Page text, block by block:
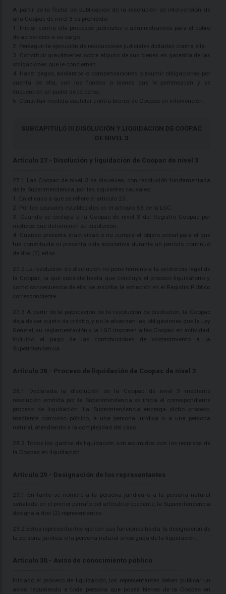
A partir de la fecha de publicación de la resolución de intervención de
una Coopac de nivel 3 es prohibido:
1. Iniciar contra ella procesos judiciales o administrativos para el cobro
de acreencias a su cargo.
2. Perseguir la ejecución de resoluciones judiciales dictadas contra ella.
3. Constituir gravámenes sobre alguno de sus bienes en garantía de las
obligaciones que le conciernen.
4. Hacer pagos, adelantos o compensaciones o asumir obligaciones por
cuenta de ella, con los fondos o bienes que le pertenezcan y se
encuentren en poder de terceros.
5. Constituir medida cautelar contra bienes de Coopac en intervención.
SUBCAPITULO III DISOLUCIÓN Y LIQUIDACION DE COOPAC
DE NIVEL 3
Artículo 27.- Disolución y liquidación de Coopac de nivel 3
27.1 Las Coopac de nivel 3 se disuelven, con resolución fundamentada
de la Superintendencia, por las siguientes causales:
1. En el caso a que se refiere el artículo 23.
2. Por las causales establecidas en el artículo 53 de la LGC.
3. Cuando se excluya a la Coopac de nivel 3 del Registro Coopac por
motivos que determinen su disolución.
4. Cuando presenta inactividad o no cumple el objeto social para el que
fue constituida ni presenta vida asociativa durante un período continuo
de dos (2) años.
27.2 La resolución de disolución no pone término a la existencia legal de
la Coopac, la que subsiste hasta que concluya el proceso liquidatorio y,
como consecuencia de ello, se inscriba la extinción en el Registro Público
correspondiente.
27.3 A partir de la publicación de la resolución de disolución, la Coopac
deja de ser sujeto de crédito, y no le alcanzan las obligaciones que la Ley
General, su reglamentación y la LGC imponen a las Coopac en actividad,
incluido el pago de las contribuciones de sostenimiento a la
Superintendencia.
Artículo 28.- Proceso de liquidación de Coopac de nivel 3
28.1 Declarada la disolución de la Coopac de nivel 3 mediante
resolución emitida por la Superintendencia se inicia el correspondiente
proceso de liquidación. La Superintendencia encarga dicho proceso,
mediante concurso público, a una persona jurídica o a una persona
natural, atendiendo a la complejidad del caso.
28.2 Todos los gastos de liquidación son asumidos con los recursos de
la Coopac en liquidación.
Artículo 29.- Designación de los representantes
29.1 En tanto se nombre a la persona jurídica o a la persona natural
señalada en el primer párrafo del artículo precedente, la Superintendencia
designa a dos (2) representantes.
29.2 Estos representantes ejercen sus funciones hasta la designación de
la persona jurídica o la persona natural encargada de la liquidación.
Artículo 30.- Aviso de conocimiento público
Iniciado el proceso de liquidación, los representantes deben publicar un
aviso requiriendo a toda persona que posea bienes de la Coopac en